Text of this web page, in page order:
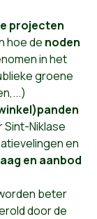
projecten
hoe de noden
in het
groene
Niklase
en
en aanbod
beter
door de